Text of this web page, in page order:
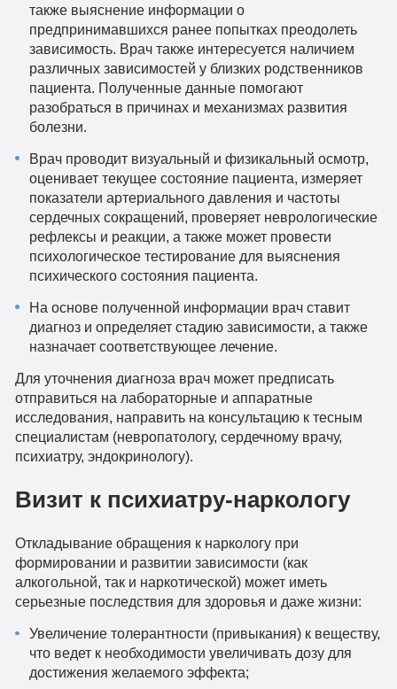
также выяснение информации о
предпринимавшихся ранее попытках преодолеть
зависимость. Врач также интересуется наличием
различных зависимостей у близких родственников
пациента. Полученные данные помогают
разобраться в причинах и механизмах развития
болезни.
Врач проводит визуальный и физикальный осмотр,
оценивает текущее состояние пациента, измеряет
показатели артериального давления и частоты
сердечных сокращений, проверяет неврологические
рефлексы и реакции, а также может провести
психологическое тестирование для выяснения
психического состояния пациента.
На основе полученной информации врач ставит
диагноз и определяет стадию зависимости, а также
назначает соответствующее лечение.
Для уточнения диагноза врач может предписать
отправиться на лабораторные и аппаратные
исследования, направить на консультацию к тесным
специалистам (невропатологу, сердечному врачу,
психиатру, эндокринологу).
Визит к психиатру-наркологу
Откладывание обращения к наркологу при
формировании и развитии зависимости (как
алкогольной, так и наркотической) может иметь
серьезные последствия для здоровья и даже жизни:
Увеличение толерантности (привыкания) к веществу,
что ведет к необходимости увеличивать дозу для
достижения желаемого эффекта;